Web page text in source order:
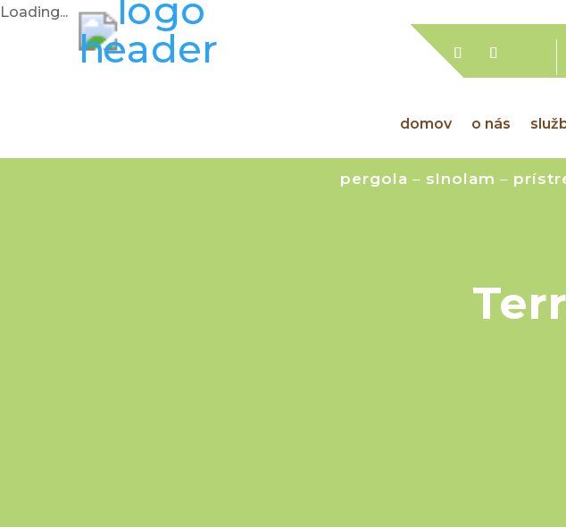
Loading...
domov o nás
pergola – slnolam –